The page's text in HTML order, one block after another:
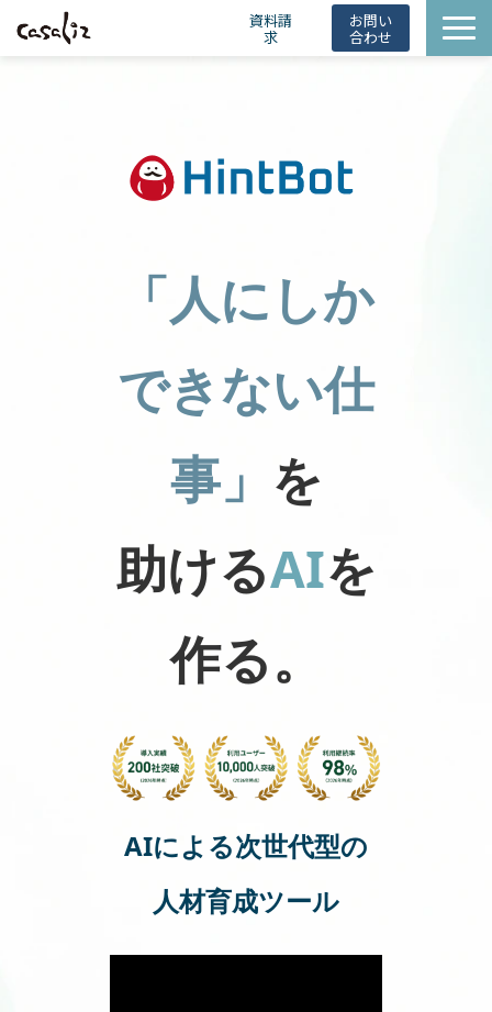
資料請
求
お問い
合わせ
ニュース
会社概要
「人にしか
できない仕
事」 を
助けるAIを
作る。
AIによる次世代型の
人材育成ツール